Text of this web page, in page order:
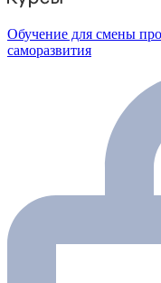
Обучение для смены
саморазвития